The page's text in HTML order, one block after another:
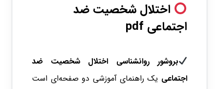
اختلال شخصیت ضد
اجتماعی pdf
بروشور روانشناسی اختلال شخصیت ضد
اجتماعی یک راهنمای آموزشی دو صفحه‌ای است